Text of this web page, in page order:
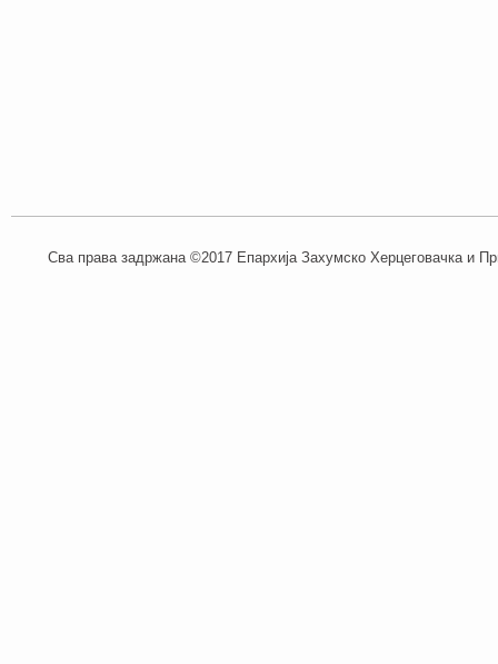
Сва права задржана ©2017 Епархија Захумско Херцеговачка и